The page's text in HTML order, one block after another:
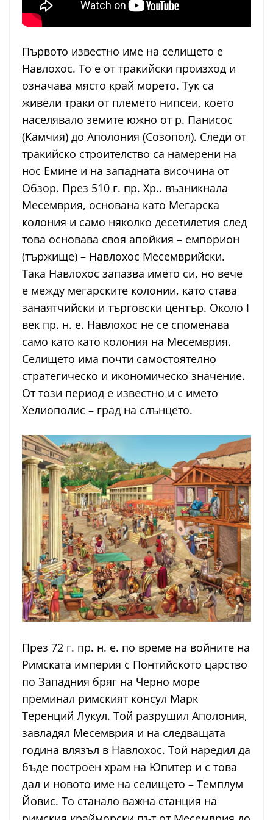
Първото известно име на селището е
Навлохос. То е от тракийски произход и
означава място край морето. Тук са
живели траки от племето нипсеи, което
населявало земите южно от р. Панисос
(Камчия) до Аполония (Созопол). Следи от
тракийско строителство са намерени на
нос Емине и на западната височина от
Обзор. През 510 г. пр. Хр.. възникнала
Месемврия, основана като Мегарска
колония и само няколко десетилетия след
това основава своя апойкия – емпорион
(тържище) – Навлохос Месемврийски.
Така Навлохос запазва името си, но вече
е между мегарските колонии, като става
занаятчийски и търговски център. Около Ι
век пр. н. е. Навлохос не се споменава
само като като колония на Месемврия.
Селището има почти самостоятелно
стратегическо и икономическо значение.
От този период е известно и с името
Хелиополис – град на слънцето.
През 72 г. пр. н. е. по време на войните на
Римската империя с Понтийското царство
по Западния бряг на Черно море
преминал римският консул Марк
Теренций Лукул. Той разрушил Аполония,
завладял Месемврия и на следващата
година влязъл в Навлохос. Той наредил да
бъде построен храм на Юпитер и с това
дал и новото име на селището – Темплум
Йовис. То станало важна станция на